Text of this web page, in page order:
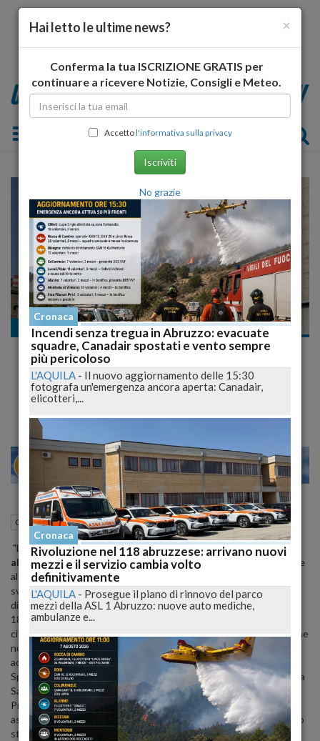
Toggle navigation
Cronaca
Pescara: il Comune al fianco delle
associazioni in sit-in e fiaccolata sul caso
"cementificio"
MILANO 22 27
Cronaca Pescara (PE) 03 Ottobre 2012 19:39
"L'amministrazione comunale di Pescara sara' presente alsit-in e
alla fiaccolatapromossi con le Associazioni ambientaliste e con le
altre amministrazioni comunali sul 'caso' del cementificio, e che si
svolgeranno rispettivamente nella mattina di giovedi' 11 ottobre
dinanzi alla Asl e per la sera di sabato 13 ottobre a partire dalle
18.Oggi e' ufficialmente partita la campagna di informazione della
citta' che invitiamo a partecipare in massa a una manifestazione che
non riguarda solo un quartiere, ma tutto il territorio del capoluogo
adriatico, oltre che i comuni vicini, come San Giovanni Teatino e
Spoltore. Subito dopo, intanto, convochero' un nuovo tavolo con la
Sacci Spa, alla presenza anche della Regione Abruzzo, della
Provincia, della Asl, dell'Arta e delle stesse Associazioni per
ascoltare le intenzioni della proprieta' circa la delocalizzazione dello
stabilimento dalla nostra citta', mentre restiamo ancora in attesa
×
Hai letto le ultime news?
Conferma la tua ISCRIZIONE GRATIS per
continuare a ricevere Notizie, Consigli e Meteo.
Accettol'informativa sulla privacy
Iscriviti
No grazie
Cronaca
Incendi senza tregua in Abruzzo: evacuate
squadre, Canadair spostati e vento sempre
più pericoloso
L'AQUILA - Il nuovo aggiornamento delle 15:30
fotografa un'emergenza ancora aperta: Canadair,
elicotteri,...
Cronaca
Rivoluzione nel 118 abruzzese: arrivano nuovi
mezzi e il servizio cambia volto
definitivamente
L'AQUILA - Prosegue il piano di rinnovo del parco
mezzi della ASL 1 Abruzzo: nuove auto mediche,
ambulanze e...